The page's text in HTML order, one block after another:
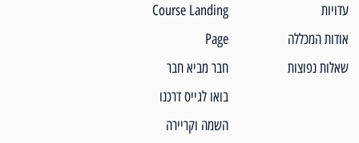
עדויות
אודות המכללה
שאלות נפוצות
Course Landing
Page
חבר מביא חבר
בואו לגייס דרכנו
השמה וקריירה